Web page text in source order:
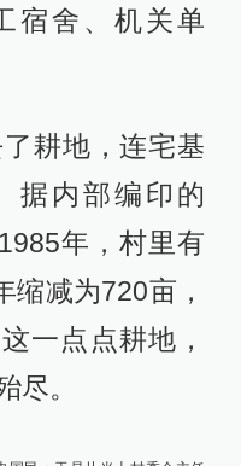
宿舍、机关单
耕地，连宅基
据内部编印的
年，村里有
减为720亩，
一点点耕地，
尽。